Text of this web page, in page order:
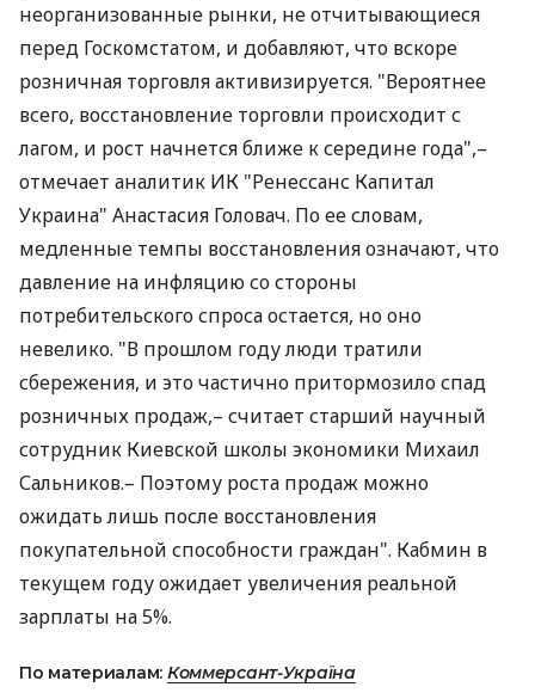
неорганизованные рынки, не отчитывающиеся
перед Госкомстатом, и добавляют, что вскоре
розничная торговля активизируется. "Вероятнее
всего, восстановление торговли происходит с
лагом, и рост начнется ближе к середине года",–
отмечает аналитик ИК "Ренессанс Капитал
Украина" Анастасия Головач. По ее словам,
медленные темпы восстановления означают, что
давление на инфляцию со стороны
потребительского спроса остается, но оно
невелико. "В прошлом году люди тратили
сбережения, и это частично притормозило спад
розничных продаж,– считает старший научный
сотрудник Киевской школы экономики Михаил
Сальников.– Поэтому роста продаж можно
ожидать лишь после восстановления
покупательной способности граждан". Кабмин в
текущем году ожидает увеличения реальной
зарплаты на 5%.
По материалам: Коммерсант-Україна